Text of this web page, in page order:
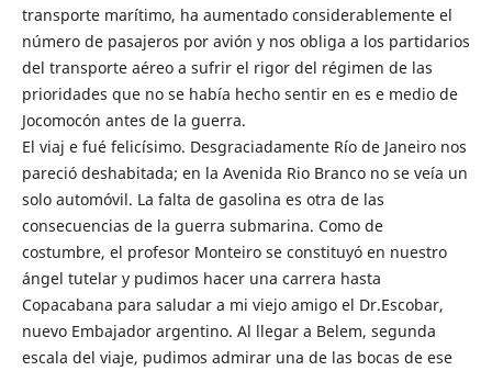
transporte marítimo, ha aumentado considerablemente el
número de pasajeros por avión y nos obliga a los partidarios
del transporte aéreo a sufrir el rigor del régimen de las
prioridades que no se había hecho sentir en es e medio de
Jocomocón antes de la guerra.
El viaj e fué felicísimo. Desgraciadamente Río de Janeiro nos
pareció deshabitada; en la Avenida Rio Branco no se veía un
solo automóvil. La falta de gasolina es otra de las
consecuencias de la guerra submarina. Como de
costumbre, el profesor Monteiro se constituyó en nuestro
ángel tutelar y pudimos hacer una carrera hasta
Copacabana para saludar a mi viejo amigo el Dr.Escobar,
nuevo Embajador argentino. Al llegar a Belem, segunda
escala del viaje, pudimos admirar una de las bocas de ese